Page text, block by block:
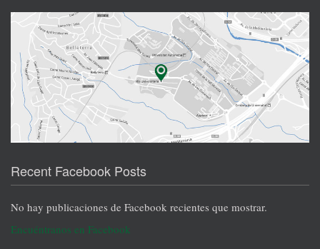
Recent Facebook Posts
No hay publicaciones de Facebook recientes que mostrar.
Encuéntranos en Facebook